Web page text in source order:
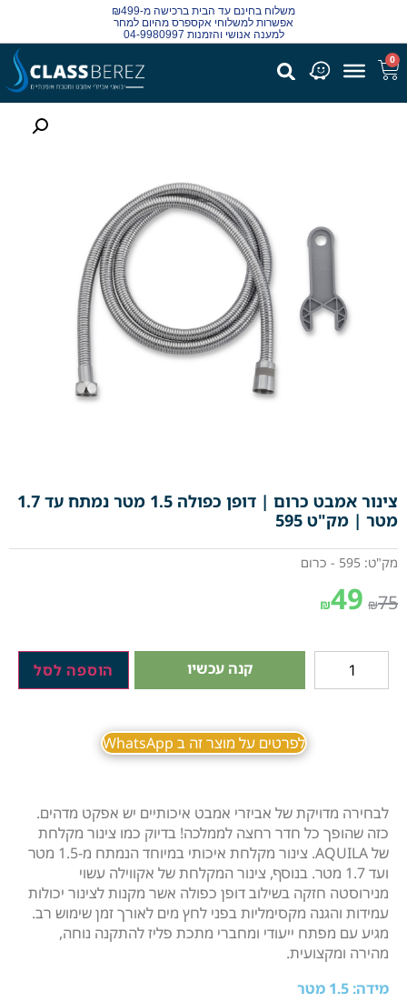
משלוח בחינם עד הבית ברכישה מ-₪499
אפשרות למשלוחי אקספרס מהיום למחר
למענה אנושי והזמנות 04-9980997
0
צינור אמבט כרום | דופן כפולה 1.5 מטר נמתח עד 1.7
מטר | מק"ט 595
מק"ט: 595 - כרום
₪75
₪49
קנה עכשיו הוספה לסל
לפרטים על מוצר זה ב WhatsApp
לבחירה מדויקת של אביזרי אמבט איכותיים יש אפקט מדהים.
כזה שהופך כל חדר רחצה לממלכה! בדיוק כמו צינור מקלחת
של AQUILA. צינור מקלחת איכותי במיוחד הנמתח מ-1.5 מטר
ועד 1.7 מטר. בנוסף, צינור המקלחת של אקווילה עשוי
מנירוסטה חזקה בשילוב דופן כפולה אשר מקנות לצינור יכולות
עמידות והגנה מקסימליות בפני לחץ מים לאורך זמן שימוש רב.
מגיע עם מפתח ייעודי ומחברי מתכת פליז להתקנה נוחה,
מהירה ומקצועית.
מידה: 1.5 מטר